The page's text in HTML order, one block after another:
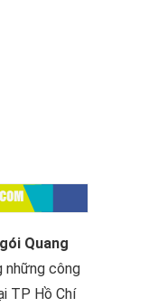
Quang
những công
TP Hồ Chí